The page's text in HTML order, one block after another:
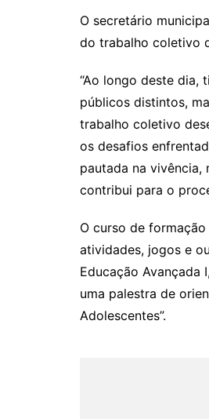
O secretário
do trabalho coletivo
“Ao longo deste dia,
públicos distintos,
trabalho coletivo
os desafios
pautada na
contribui para o
O curso de
atividades, jogos e
Educação Avançada
uma palestra de
Adolescentes”.